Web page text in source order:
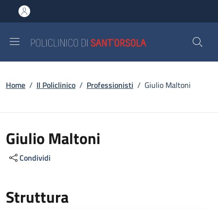
al contenuto principale
to footer content
Briciole di pane
Home / Il Policlinico / Professionisti / Giulio Maltoni
Giulio Maltoni
Condividi
Struttura